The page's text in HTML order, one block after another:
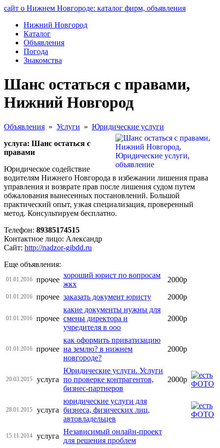
сайт о Нижнем Новгороде: каталог фирм, объявления
Нижний Новгород
Каталог
Объявления
Погода
Знакомства
Шанс остаться с правами,
Нижний Новгород
Объявления » Услуги » Юридические услуги
услуга: Шанс остаться с
правами
Юридическое содействие
водителям Нижнего Новгорода в избежании лишения права
управления и возврате прав после лишения судом путем
обжалования вынесенных постановлений. Большой
практический опыт, узкая специализация, проверенный
метод. Консультируем бесплатно.
Телефон: 89385174515
Контактное лицо: Александр
Сайт: http://nadzor-gibdd.ru
Еще объявления:
01.01.2016 прочее
хороший юрист по вопросам
жкх
2000р
01.01.2016 прочее заказать документ юристу 2000р
01.01.2016 прочее
какие документы нужны для
смены директора и
учредителя в ооо
2000р
01.01.2016 прочее
как оформить приватизацию
на землю? в нижнем
новгороде?
2000р
20.03.2015 услуга
Юридические услуги. Услуги
по проверке контрагентов,
бизнес-партнеров
2000р
28.01.2015 услуга
юридические услуги для
бизнеса, физических лиц,
автовладельцев
15.11.2014 услуга
Независимый онлайн-проект
для решения проблем